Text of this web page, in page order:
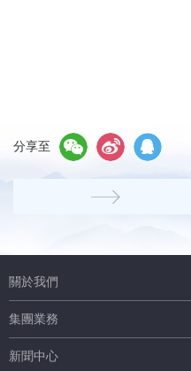
分享至
關於我們
集團業務
新聞中心